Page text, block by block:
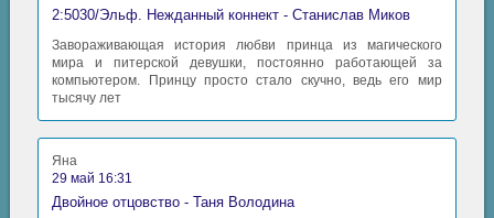
2:5030/Эльф. Нежданный коннект - Станислав Миков
Завораживающая история любви принца из магического
мира и питерской девушки, постоянно работающей за
компьютером. Принцу просто стало скучно, ведь его мир
тысячу лет
Яна
29 май 16:31
Двойное отцовство - Таня Володина